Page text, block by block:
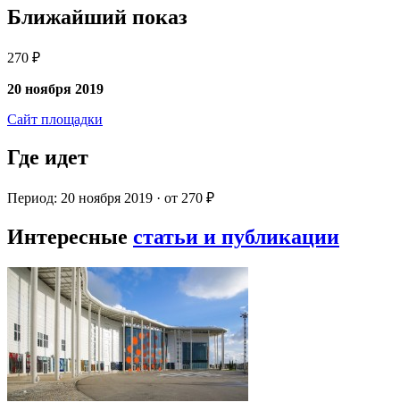
Ближайший показ
270 ₽
20 ноября 2019
Сайт площадки
Где идет
Период: 20 ноября 2019 · от 270 ₽
Интересные статьи и публикации